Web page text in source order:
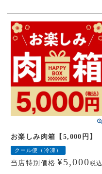
お楽しみ肉箱【5,000円】
クール便（冷凍）
当店特別価格 ¥5,000税込